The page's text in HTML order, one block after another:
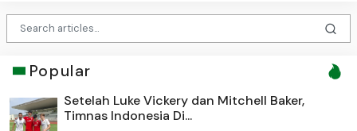
Popular
Setelah Luke Vickery dan Mitchell Baker,
Timnas Indonesia Di...